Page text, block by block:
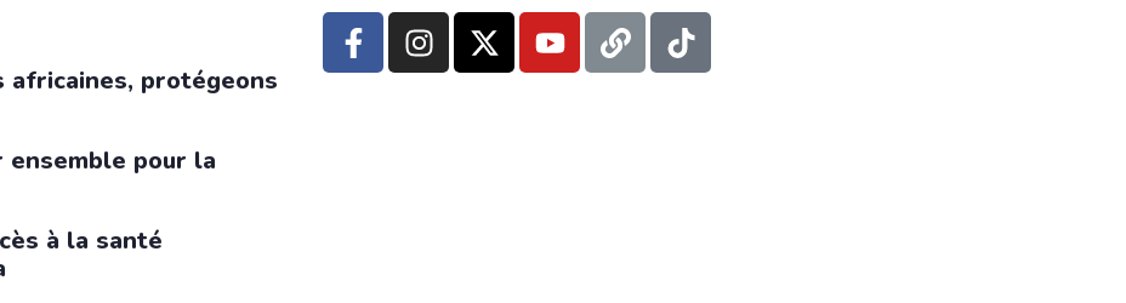
africaines, protégeons
ensemble pour la
à la santé